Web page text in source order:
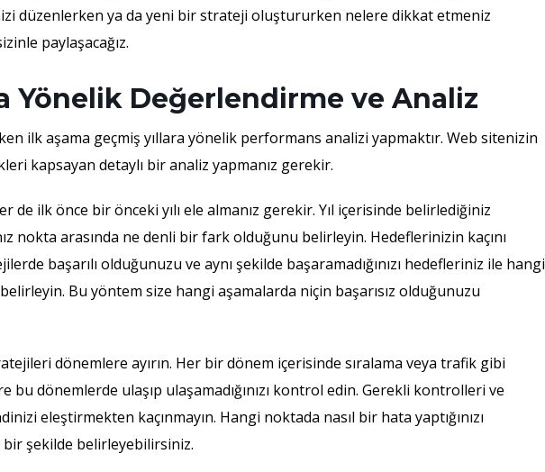
düzenlerken ya da yeni bir strateji oluştururken nelere dikkat etmeniz
paylaşacağız.
Yönelik Değerlendirme ve Analiz
ilk aşama geçmiş yıllara yönelik performans analizi yapmaktır. Web sitenizin
kapsayan detaylı bir analiz yapmanız gerekir.
de ilk önce bir önceki yılı ele almanız gerekir. Yıl içerisinde belirlediğiniz
nokta arasında ne denli bir fark olduğunu belirleyin. Hedeflerinizin kaçını
başarılı olduğunuzu ve aynı şekilde başaramadığınızı hedefleriniz ile hangi
Bu yöntem size hangi aşamalarda niçin başarısız olduğunuzu
dönemlere ayırın. Her bir dönem içerisinde sıralama veya trafik gibi
dönemlerde ulaşıp ulaşamadığınızı kontrol edin. Gerekli kontrolleri ve
eleştirmekten kaçınmayın. Hangi noktada nasıl bir hata yaptığınızı
şekilde belirleyebilirsiniz.